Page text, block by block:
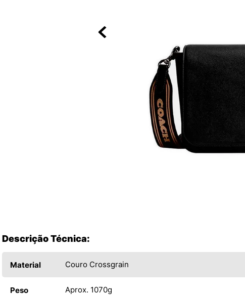
Descrição Técnica:
Material Couro Crossgrain
Peso Aprox. 1070g